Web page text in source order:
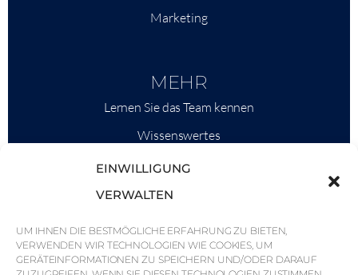
EINWILLIGUNG
VERWALTEN
UM IHNEN DIE BESTMÖGLICHE ERFAHRUNG ZU BIETEN,
VERWENDEN WIR TECHNOLOGIEN WIE COOKIES, UM
GERÄTEINFORMATIONEN ZU SPEICHERN UND/ODER DARAUF
Marketing
MEHR
Lernen Sie das Team kennen
Wissenswertes
Savills
Marktinformationen
Nachrichten & Veranstaltungen